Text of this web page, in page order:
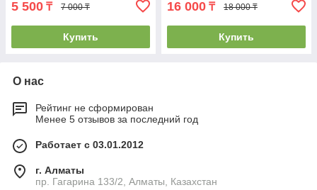
5 500 ₸ 7 000 ₸
Купить
16 000 ₸ 18 000 ₸
Купить
О нас
Рейтинг не сформирован
Менее 5 отзывов за последний год
Работает с 03.01.2012
г. Алматы
пр. Гагарина 133/2, Алматы, Казахстан